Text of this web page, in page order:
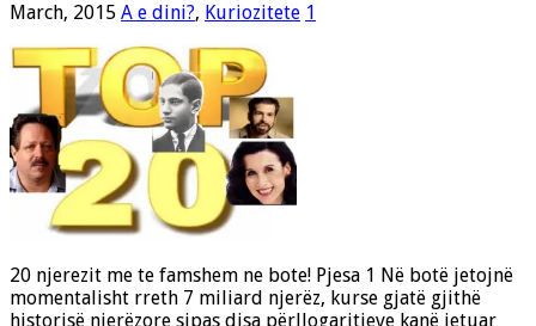
March, 2015 A e dini?, Kuriozitete 1
20 njerezit me te famshem ne bote! Pjesa 1 Në botë jetojnë
momentalisht rreth 7 miliard njerëz, kurse gjatë gjithë
historisë njerëzore sipas disa përllogaritjeve kanë jetuar